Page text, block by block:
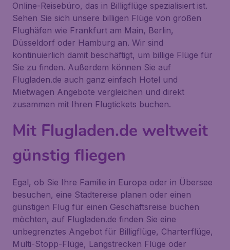
Online-Reisebüro, das in Billigflüge spezialisiert ist.
Sehen Sie sich unsere billigen Flüge von großen
Flughäfen wie Frankfurt am Main, Berlin,
Düsseldorf oder Hamburg an. Wir sind
kontinuierlich damit beschäftigt, um billige Flüge für
Sie zu finden. Außerdem können Sie auf
Flugladen.de auch ganz einfach Hotel und
Mietwagen Angebote vergleichen und direkt
zusammen mit Ihren Flugtickets buchen.
Mit Flugladen.de weltweit
günstig fliegen
Egal, ob Sie Ihre Familie in Europa oder in Übersee
besuchen, eine Städtereise planen oder einen
günstigen Flug für einen Geschäftsreise buchen
möchten, auf Flugladen.de finden Sie eine
unbegrenztes Angebot für Billigflüge, Charterflüge,
Multi-Stopp-Flüge, Langstrecken Flüge oder